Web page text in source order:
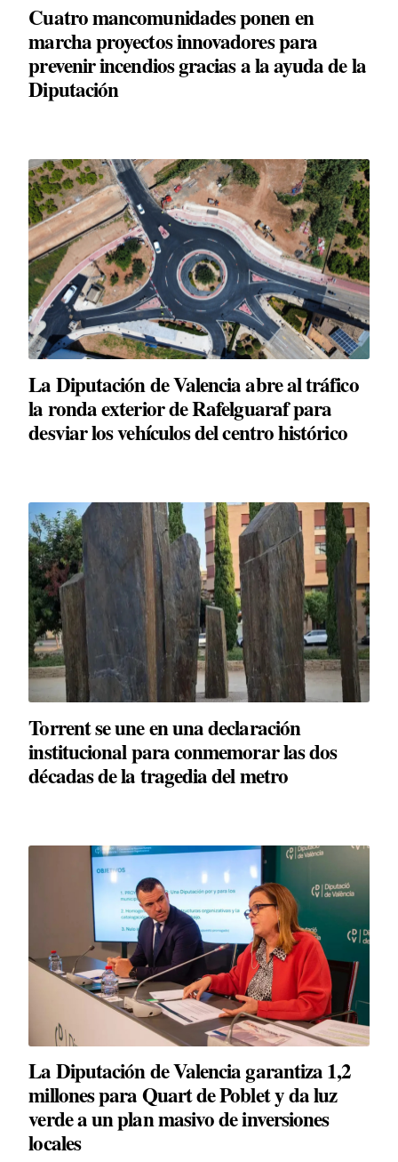
Cuatro mancomunidades ponen en
marcha proyectos innovadores para
prevenir incendios gracias a la ayuda de la
Diputación
La Diputación de Valencia abre al tráfico
la ronda exterior de Rafelguaraf para
desviar los vehículos del centro histórico
Torrent se une en una declaración
institucional para conmemorar las dos
décadas de la tragedia del metro
La Diputación de Valencia garantiza 1,2
millones para Quart de Poblet y da luz
verde a un plan masivo de inversiones
locales